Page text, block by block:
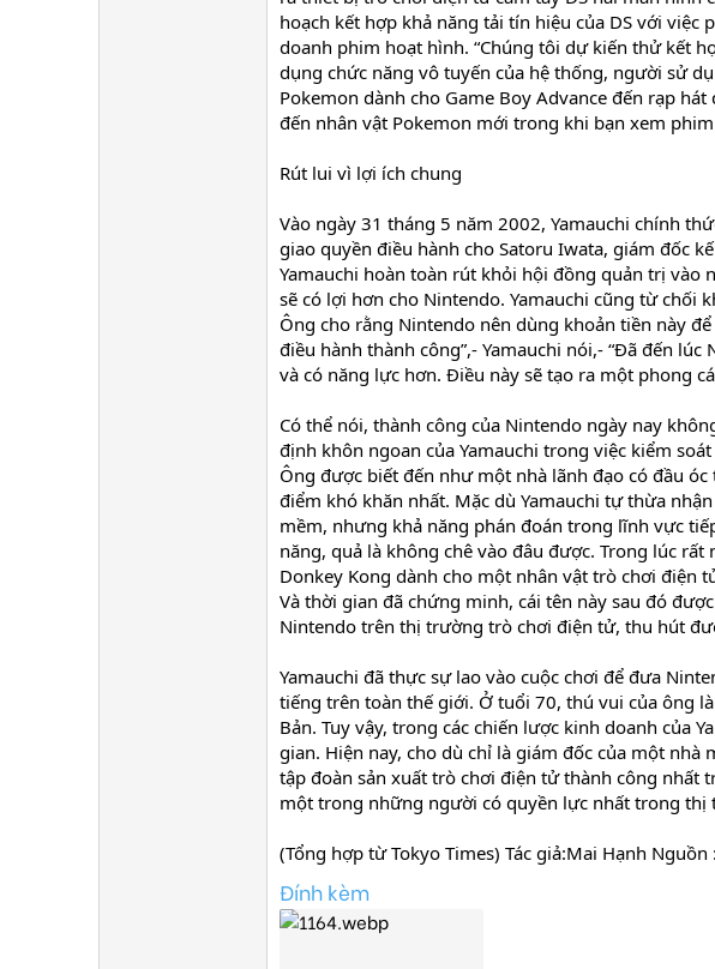
hoạch kết hợp khả năng tải tín hiệu của DS với
doanh phim hoạt hình. “Chúng tôi dự kiến thử kết
dụng chức năng vô tuyến của hệ thống, người sử
Pokemon dành cho Game Boy Advance đến rạp
đến nhân vật Pokemon mới trong khi bạn xem phim
Rút lui vì lợi ích chung
Vào ngày 31 tháng 5 năm 2002, Yamauchi chính
giao quyền điều hành cho Satoru Iwata, giám đốc
Yamauchi hoàn toàn rút khỏi hội đồng quản trị vào
sẽ có lợi hơn cho Nintendo. Yamauchi cũng từ chối
Ông cho rằng Nintendo nên dùng khoản tiền này
điều hành thành công”,- Yamauchi nói,- “Đã đến
và có năng lực hơn. Điều này sẽ tạo ra một phong
Có thể nói, thành công của Nintendo ngày nay
định khôn ngoan của Yamauchi trong việc kiểm
Ông được biết đến như một nhà lãnh đạo có đầu
điểm khó khăn nhất. Mặc dù Yamauchi tự thừa
mềm, nhưng khả năng phán đoán trong lĩnh vực
năng, quả là không chê vào đâu được. Trong lúc
Donkey Kong dành cho một nhân vật trò chơi điện
Và thời gian đã chứng minh, cái tên này sau đó
Nintendo trên thị trường trò chơi điện tử, thu hút
Yamauchi đã thực sự lao vào cuộc chơi để đưa
tiếng trên toàn thế giới. Ở tuổi 70, thú vui của ông
Bản. Tuy vậy, trong các chiến lược kinh doanh của
gian. Hiện nay, cho dù chỉ là giám đốc của một
tập đoàn sản xuất trò chơi điện tử thành công nhất
một trong những người có quyền lực nhất trong thị
(Tổng hợp từ Tokyo Times) Tác giả:Mai Hạnh Nguồn :
Đính kèm